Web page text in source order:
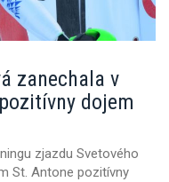
zanechala v
dojem
zjazdu Svetového
St. Antone pozitívny